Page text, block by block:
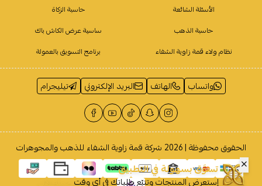
الأسئلة الشائعة
حاسبة الزكاة
حاسبة الذهب
ساسية عرض الكاش باك
نظام ولاء قمة زاوية الشفاء
برنامج التسويق بالعمولة
واتساب الهاتف البريد الإلكتروني تيليجرام
الحقوق محفوظة | 2026 شركة قمة زاوية الشفاء للذهب والمجوهرات
تسوَّق بسهولة في التطبيق
إستعرض المنتجات وتتبّع طلباتك في أي وقتحمله الآن